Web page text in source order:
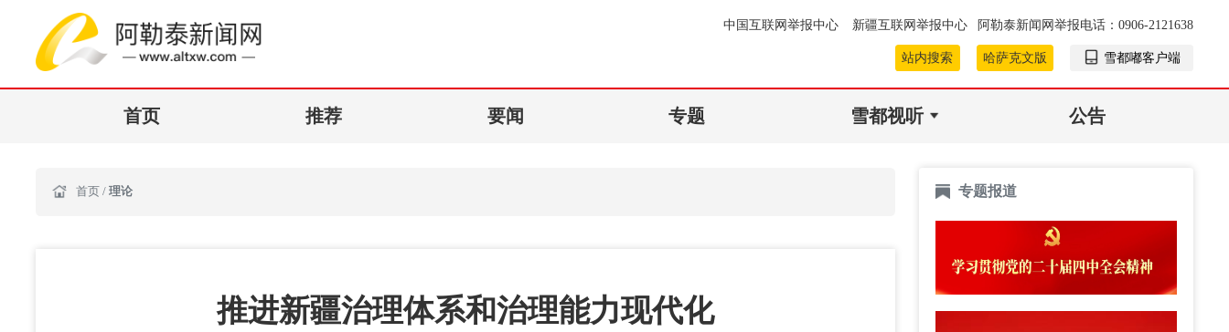
中国互联网举报中心 新疆互联网举报中心 阿勒泰新闻网举报电话：0906-2121638
站内搜索 哈萨克文版 雪都嘟客户端
首页 推荐 要闻 专题 雪都视听 公告
首页 / 理论
推进新疆治理体系和治理能力现代化
专题报道